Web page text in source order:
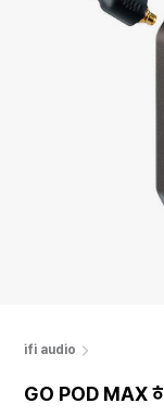
ifi audio
GO POD MAX